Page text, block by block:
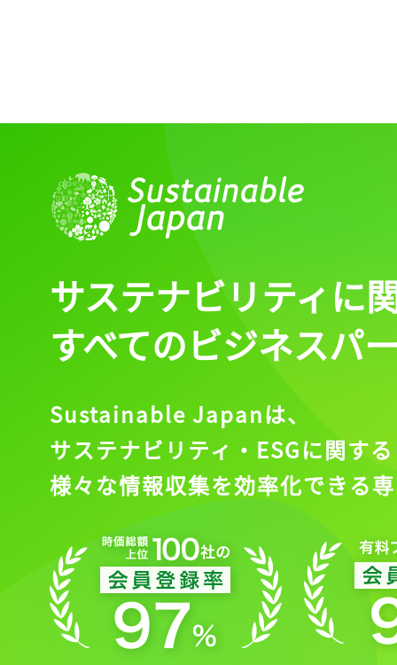
サステナビリティに
すべてのビジネスパ
Sustainable Japanは、
サステナビリティ・ESGに関する
様々な情報収集を効率化できる